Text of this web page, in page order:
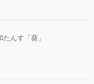
んす「葵」